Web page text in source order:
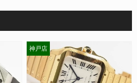
神戸店